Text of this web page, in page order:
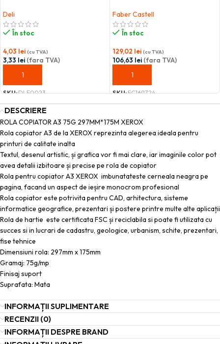
Deli
În stoc
4,03 lei (cu TVA)
3,33 lei (fara TVA)
ADAUGĂ ÎN COȘ
SKU:DLE0023
Faber Castell
În stoc
129,02 lei (cu TVA)
106,63 lei (fara TVA)
ADAUGĂ ÎN COȘ
SKU:FC169724
DESCRIERE
ROLA COPIATOR A3 75G 297MM*175M XEROX
Rola copiator A3 de la XEROX reprezinta alegerea ideala pentru
printuri de calitate inalta
Textul, desenul artistic, și grafica vor fi mai clare, iar imaginile color pot
avea detalii izbitoare și precise pe rola de copiator
Rola pentru copiator A3 XEROX imbunatateste cerneala neagra pe
pagina, facand un aspect de ieșire monocrom profesional
Rola copiator este potrivita pentru CAD, arhitectura, sisteme
informatice geografice, prezentari și postere printre multe alte aplicații
Rola de hartie este certificata FSC și reciclabila si poate fi utilizata cu
succes si in lucrari de cadastru, geologice, urbanism, schite, prezentari,
fise tehnice
Dimensiuni rola: 297mm x 175mm
Gramaj: 75g/mp
Finisaj suport
Suprafata: Mata
INFORMAȚII SUPLIMENTARE
RECENZII (0)
INFORMAȚII DESPRE BRAND